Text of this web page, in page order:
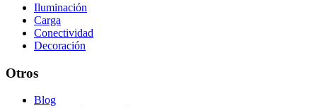
Iluminación
Carga
Conectividad
Decoración
Otros
Blog